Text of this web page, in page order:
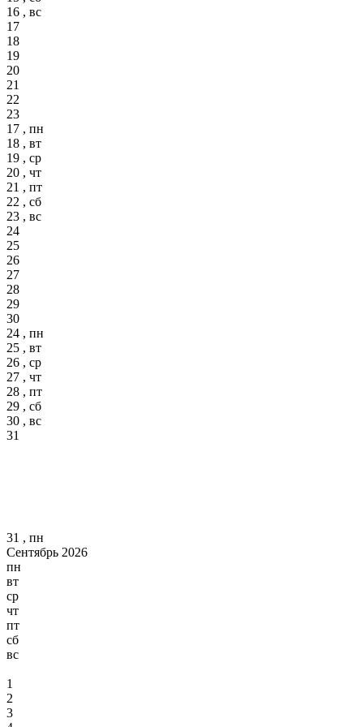
16 , вс
17
18
19
20
21
22
23
17 , пн
18 , вт
19 , ср
20 , чт
21 , пт
22 , сб
23 , вс
24
25
26
27
28
29
30
24 , пн
25 , вт
26 , ср
27 , чт
28 , пт
29 , сб
30 , вс
31
31 , пн
Сентябрь 2026
пн
вт
ср
чт
пт
сб
вс
1
2
3